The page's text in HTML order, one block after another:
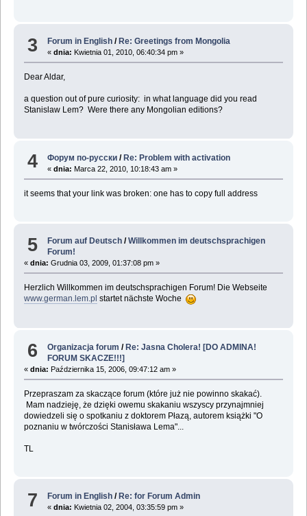
3 Forum in English / Re: Greetings from Mongolia
«dnia: Kwietnia 01, 2010, 06:40:34 pm »
Dear Aldar,
a question out of pure curiosity: in what language did you read
Stanislaw Lem? Were there any Mongolian editions?
4 Форум по-русски /Re: Problem with activation
«dnia: Marca 22, 2010, 10:18:43 am »
it seems that your link was broken: one has to copy full address
5 Forum auf Deutsch /Willkommen im deutschsprachigen
Forum!
« dnia: Grudnia 03, 2009, 01:37:08 pm »
Herzlich Willkommen im deutschsprachigen Forum! Die Webseite
www.german.lem.pl startet nächste Woche
6 Organizacja forum /Re: Jasna Cholera! [DO ADMINA!
FORUM SKACZE!!!]
« dnia: Października 15, 2006, 09:47:12 am »
Przepraszam za skaczące forum (które już nie powinno skakać).
Mam nadzieję, że dzięki owemu skakaniu wszyscy przynajmniej
dowiedzeli się o spotkaniu z doktorem Płazą, autorem książki "O
poznaniu w twórczości Stanisława Lema"...
TL
7 Forum in English / Re: for Forum Admin
«dnia: Kwietnia 02, 2004, 03:35:59 pm »